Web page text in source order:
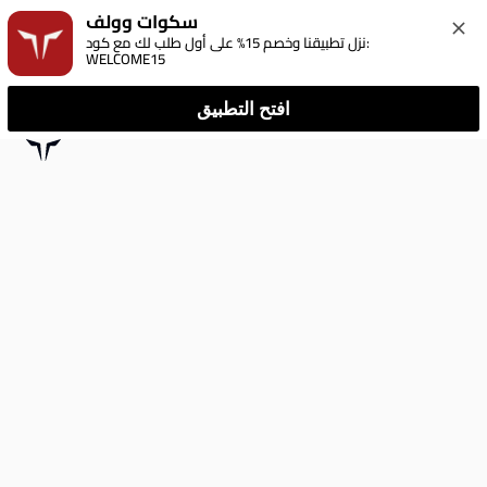
سكوات وولف
نزل تطبيقنا وخصم 15% على أول طلب لك مع كود:
WELCOME15
افتح التطبيق